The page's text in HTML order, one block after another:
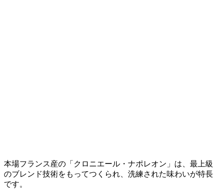
本場フランス産の「クロニエール・ナポレオン」は、最上級
のブレンド技術をもってつくられ、洗練された味わいが特長
です。